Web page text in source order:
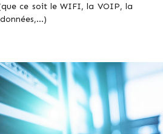
ce soit le WIFI, la VOIP, la